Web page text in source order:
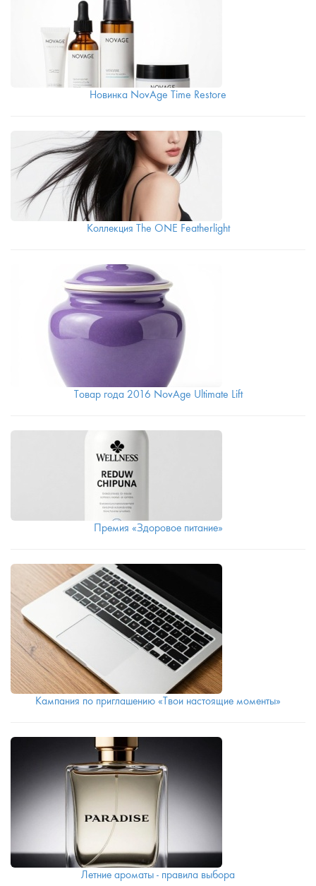
Новинка NovAge Time Restore
Коллекция The ONE Featherlight
Товар года 2016 NovAge Ultimate Lift
Премия «Здоровое питание»
Кампания по приглашению «Твои настоящие моменты»
Летние ароматы - правила выбора